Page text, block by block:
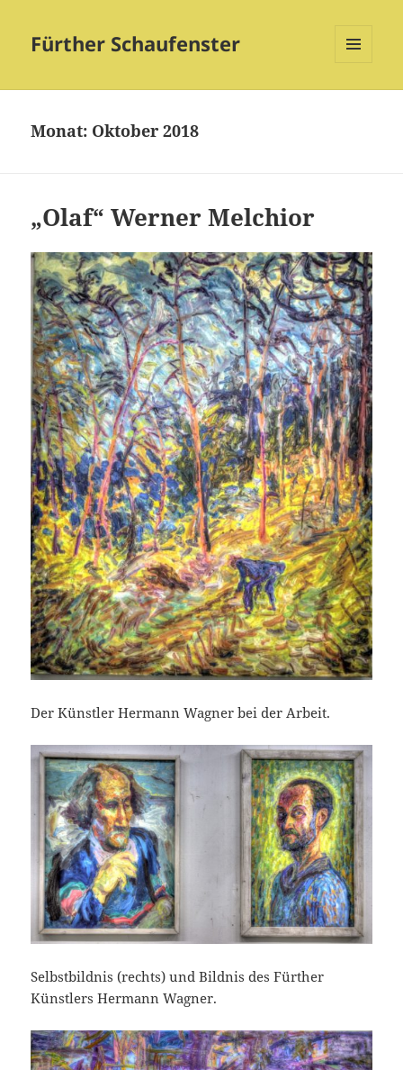
Fürther Schaufenster
Monat: Oktober 2018
„Olaf“ Werner Melchior
Der Künstler Hermann Wagner bei der Arbeit.
Selbstbildnis (rechts) und Bildnis des Fürther
Künstlers Hermann Wagner.